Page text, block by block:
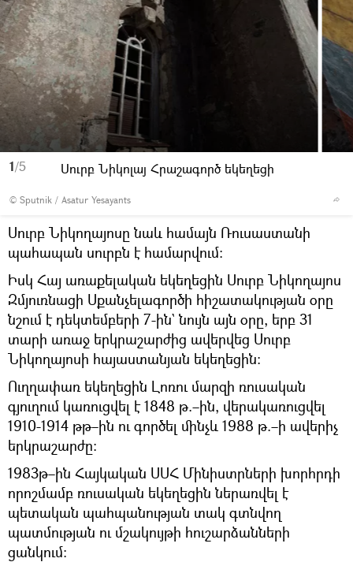
1/5
© Sputnik / Asatur Yesayants
Սուրբ Նիկոլայ Հրաշագործ եկեղեցի
Սուրբ Նիկողայոսը նաև համայն Ռուսաստանի
պահապան սուրբն է համարվում:
Իսկ Հայ առաքելական եկեղեցին Սուրբ Նիկողայոս
Զմյուռնացի Սքանչելագործի հիշատակության օրը
նշում է դեկտեմբերի 7-ին` նույն այն օրը, երբ 31
տարի առաջ երկրաշարժից ավերվեց Սուրբ
Նիկողայոսի հայաստանյան եկեղեցին։
Ուղղափառ եկեղեցին Լոռու մարզի ռուսական
գյուղում կառուցվել է 1848 թ.–ին, վերակառուցվել
1910-1914 թթ–ին ու գործել մինչև 1988 թ.–ի ավերիչ
երկրաշարժը։
1983թ–ին Հայկական ՍՍՀ Մինիստրների խորհրդի
որոշմամբ ռուսական եկեղեցին ներառվել է
պետական պահպանության տակ գտնվող
պատմության ու մշակույթի հուշարձանների
ցանկում։